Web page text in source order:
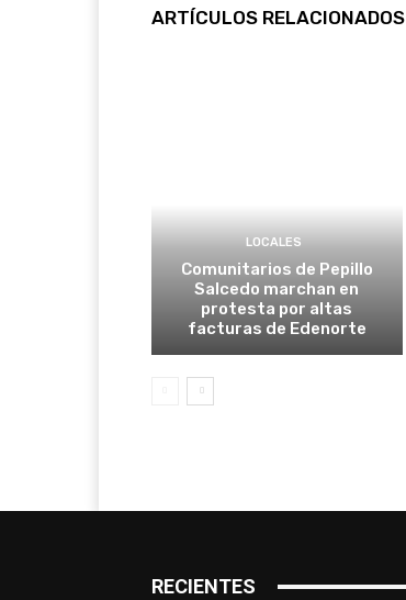
ARTÍCULOS RELACIONADOS
LOCALES
Comunitarios de Pepillo
Salcedo marchan en
protesta por altas
facturas de Edenorte
RECIENTES